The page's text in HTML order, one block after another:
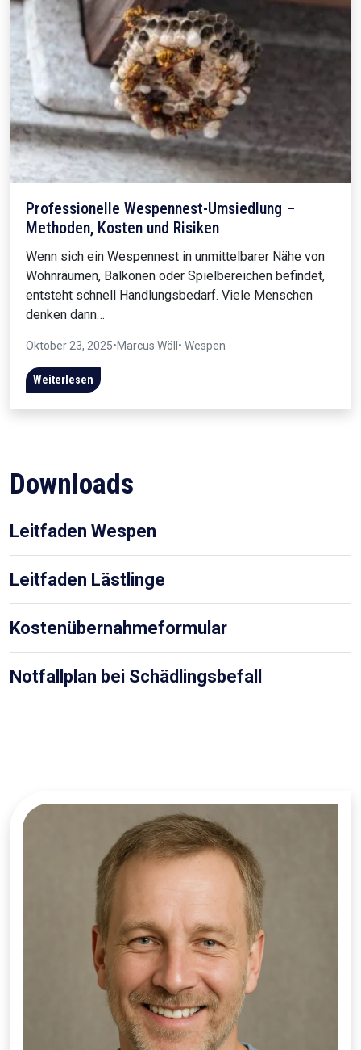
Professionelle Wespennest-Umsiedlung –
Methoden, Kosten und Risiken
Wenn sich ein Wespennest in unmittelbarer Nähe von
Wohnräumen, Balkonen oder Spielbereichen befindet,
entsteht schnell Handlungsbedarf. Viele Menschen
denken dann…
Oktober 23, 2025•Marcus Wöll • Wespen
Weiterlesen
Downloads
Leitfaden Wespen
Leitfaden Lästlinge
Kostenübernahmeformular
Notfallplan bei Schädlingsbefall